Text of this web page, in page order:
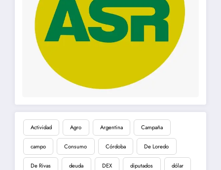
Actividad Agro Argentina Campaña
campo Consumo Córdoba De Loredo
De Rivas deuda DEX diputados dólar